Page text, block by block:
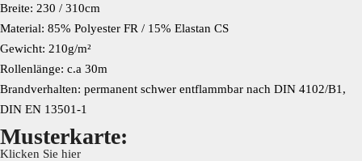
Breite: 230 / 310cm
Material: 85% Polyester FR / 15% Elastan CS
Gewicht: 210g/m²
Rollenlänge: c.a 30m
Brandverhalten: permanent schwer entflammbar nach DIN 4102/B1,
DIN EN 13501-1
Musterkarte:
Klicken Sie hier